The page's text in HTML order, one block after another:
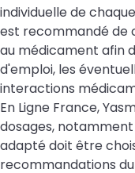
individuelle de
est recommandé de
au médicament afin
d'emploi, les
interactions
En Ligne France,
dosages,
adapté doit être
recommandations